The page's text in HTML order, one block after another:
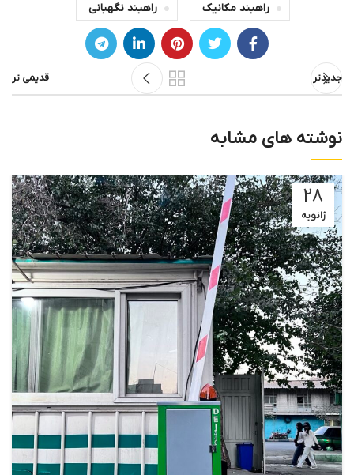
راهبند مکانیک راهبند نگهبانی
جدیدتر قدیمی تر
نوشته های مشابه
28
ژانویه